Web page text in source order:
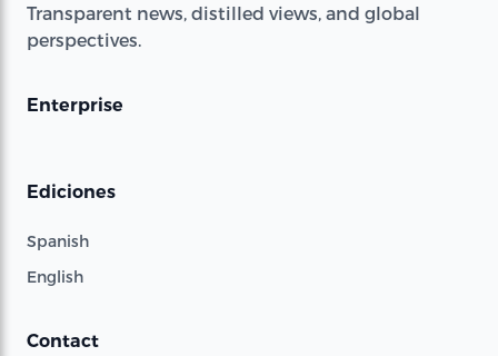
Transparent news, distilled views, and global
perspectives.
Enterprise
Ediciones
Spanish
English
Contact